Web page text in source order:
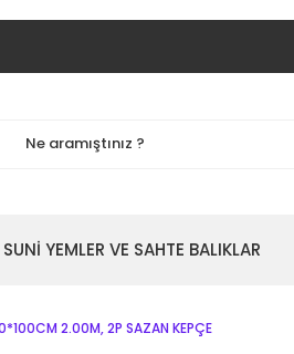
SUNİ YEMLER VE SAHTE BALIKLAR
2.00M, 2P SAZAN KEPÇE